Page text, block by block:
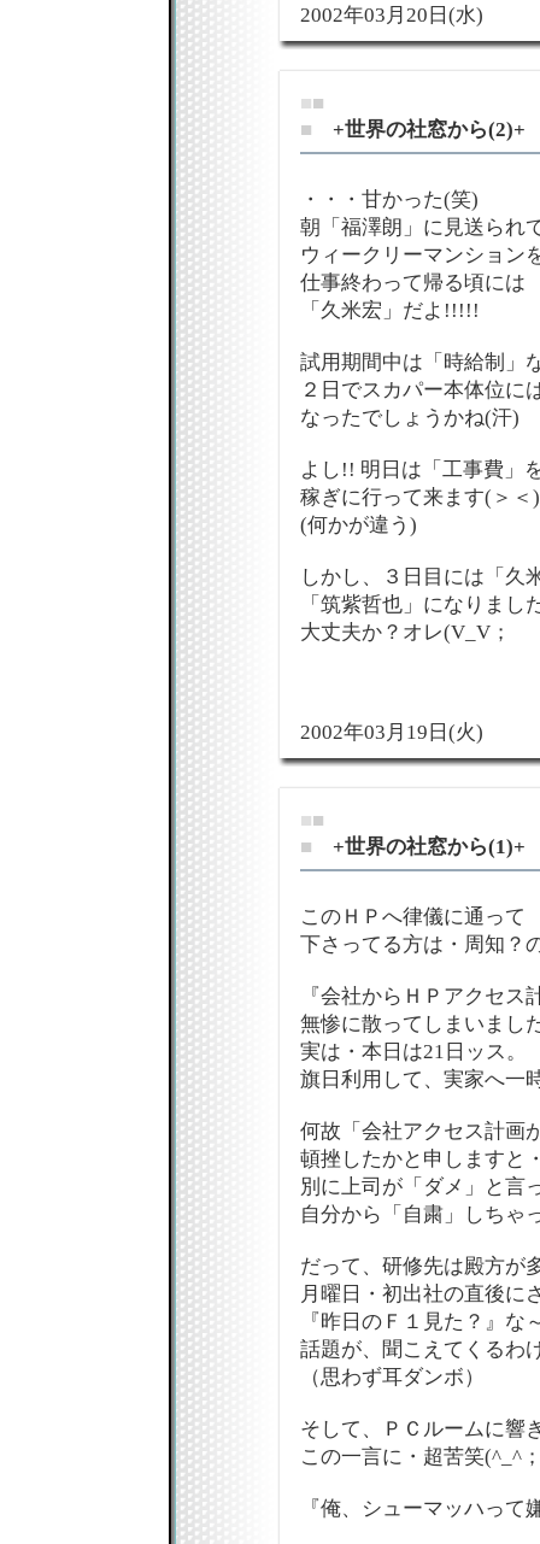
2002年03月20日(水)
■■
■
+世界の社窓から(2)+
・・・甘かった(笑)
朝「福澤朗」に見送られ
ウィークリーマンション
仕事終わって帰る頃には
「久米宏」だよ!!!!!
試用期間中は「時給制」
２日でスカパー本体位に
なったでしょうかね(汗)
よし!! 明日は「工事費」
稼ぎに行って来ます(＞＜
(何かが違う)
しかし、３日目には「久
「筑紫哲也」になりま
大丈夫か？オレ(V_V；
2002年03月19日(火)
■■
■
+世界の社窓から(1)+
このＨＰへ律儀に通って
下さってる方は・周知？
『会社からＨＰアクセス
無惨に散ってしまいまし
実は・本日は21日ッス。
旗日利用して、実家へ一
何故「会社アクセス計画
頓挫したかと申しますと
別に上司が「ダメ」と言
自分から「自粛」しちゃ
だって、研修先は殿方が
月曜日・初出社の直後に
『昨日のＦ１見た？』な
話題が、聞こえてくるわ
（思わず耳ダンボ）
そして、ＰＣルームに響
この一言に・超苦笑(^_^
『俺、シューマッハって